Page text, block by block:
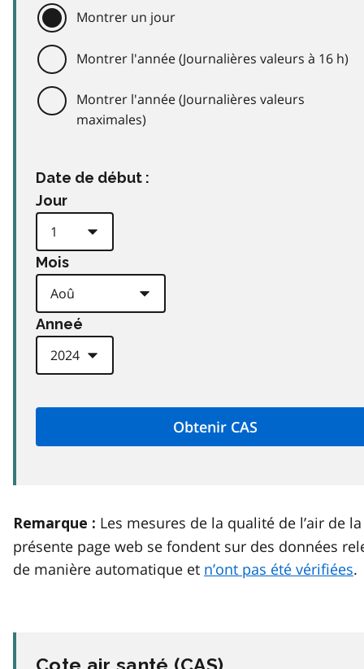
Montrer un jour
Montrer l'année (Journalières valeurs à 16 h)
Montrer l'année (Journalières valeurs
maximales)
Date de début :
Jour
Mois
Anneé
Remarque : Les mesures de la qualité de l’air de la
présente page web se fondent sur des données
de manière automatique et n’ont pas été vérifiées.